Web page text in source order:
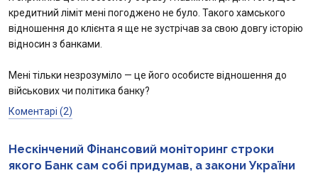
кредитний ліміт мені погоджено не було. Такого хамського
відношення до клієнта я ще не зустрічав за свою довгу історію
відносин з банками.
Мені тільки незрозуміло — це його особисте відношення до
військових чи політика банку?
Коментарі (2)
Нескінчений Фінансовий моніторинг строки
якого Банк сам собі придумав, а закони України